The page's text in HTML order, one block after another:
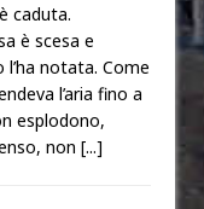
caduta.
è scesa e
l’ha notata. Come
l’aria fino a
esplodono,
non [...]